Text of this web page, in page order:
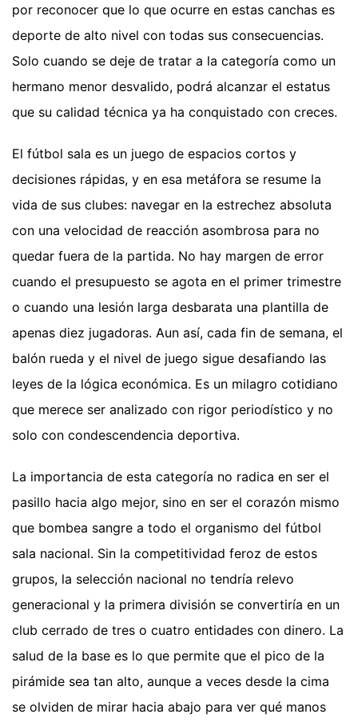
por reconocer que lo que ocurre en estas canchas es
deporte de alto nivel con todas sus consecuencias.
Solo cuando se deje de tratar a la categoría como un
hermano menor desvalido, podrá alcanzar el estatus
que su calidad técnica ya ha conquistado con creces.
El fútbol sala es un juego de espacios cortos y
decisiones rápidas, y en esa metáfora se resume la
vida de sus clubes: navegar en la estrechez absoluta
con una velocidad de reacción asombrosa para no
quedar fuera de la partida. No hay margen de error
cuando el presupuesto se agota en el primer trimestre
o cuando una lesión larga desbarata una plantilla de
apenas diez jugadoras. Aun así, cada fin de semana, el
balón rueda y el nivel de juego sigue desafiando las
leyes de la lógica económica. Es un milagro cotidiano
que merece ser analizado con rigor periodístico y no
solo con condescendencia deportiva.
La importancia de esta categoría no radica en ser el
pasillo hacia algo mejor, sino en ser el corazón mismo
que bombea sangre a todo el organismo del fútbol
sala nacional. Sin la competitividad feroz de estos
grupos, la selección nacional no tendría relevo
generacional y la primera división se convertiría en un
club cerrado de tres o cuatro entidades con dinero. La
salud de la base es lo que permite que el pico de la
pirámide sea tan alto, aunque a veces desde la cima
se olviden de mirar hacia abajo para ver qué manos